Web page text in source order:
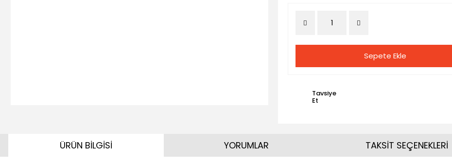
Sepete Ekle
Tavsiye
Et
ÜRÜN BİLGİSİ YORUMLAR TAKSİT SEÇENEKLERİ